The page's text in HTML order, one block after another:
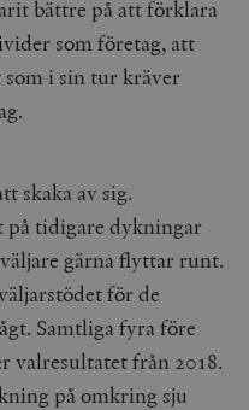
bättre på att förklara
som företag, att
i sin tur kräver
skaka av sig.
på tidigare dykningar
gärna flyttar runt.
för de
Samtliga fyra före
valresultatet från 2018.
på omkring sju
/ Domän
Automattic
Inc.
timbro.se
Automattic